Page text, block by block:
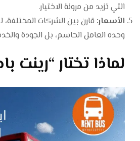
التي تزيد من مرونة الاختيار.
الأسعار: قارن بين الشركات
وحده العامل الحاسم، بل الجودة
لماذا تختار “رينت